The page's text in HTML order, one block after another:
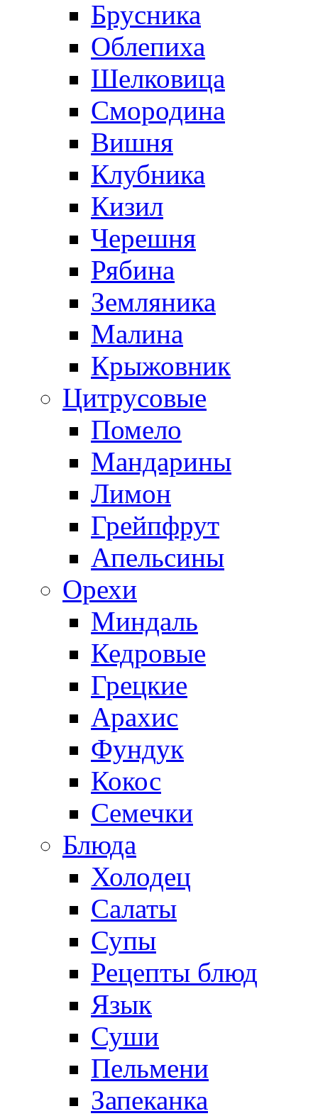
Брусника
Облепиха
Шелковица
Смородина
Вишня
Клубника
Кизил
Черешня
Рябина
Земляника
Малина
Крыжовник
Цитрусовые
Помело
Мандарины
Лимон
Грейпфрут
Апельсины
Орехи
Миндаль
Кедровые
Грецкие
Арахис
Фундук
Кокос
Семечки
Блюда
Холодец
Салаты
Супы
Рецепты блюд
Язык
Суши
Пельмени
Запеканка